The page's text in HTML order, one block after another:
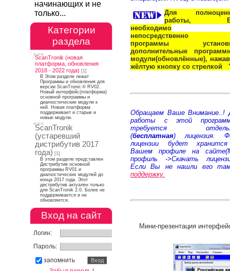
начинающих и не
только...
Категории
раздела
ScanTronik (новая
платформа, обновления
2018 - 2022 года) [1]
В Этом разделе лежат
Программы и обновления для
версии ScanTronic-II RV02.
Новый интерфейс(платформа)
основной программы и
диагностические модули к
ней. Новая платформа
поддерживает и старые и
новые модули.
ScanTronik
(устаревший
дистрибутив 2017
года) [1]
В этом разделе представлен
Дистрибутив основной
программы RV01 и
диагностических модулей до
конца 2017 года. Этот
дистрибутив актуален только
для ScanTronik 2.0. Более не
поддерживается и не
обновляется.
Вход на сайт
Логин:
Пароль:
запомнить
Для
работы,
необходимо
непосредственно
программы
дополнительные
модули(обновлённые),
жёлтую кнопку со стрелкой
Обращаем Ваше Внимание..!
работы с этой
требуется
(бесплатная) лицензия.
лицензии будет
Вашем профиле на
профиль ->Скачать
Если Вы не нашли его
поддержку.
Мини-презентация